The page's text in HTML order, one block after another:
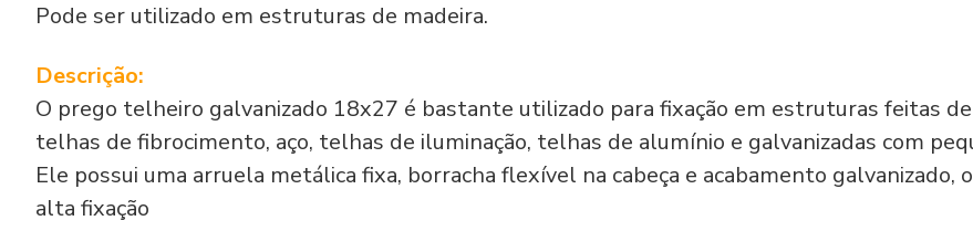
Pode ser utilizado em estruturas de madeira.
Descrição:
O prego telheiro galvanizado 18x27 é bastante utilizado para fixação em estruturas feitas
telhas de fibrocimento, aço, telhas de iluminação, telhas de alumínio e galvanizadas com
Ele possui uma arruela metálica fixa, borracha flexível na cabeça e acabamento
alta fixação